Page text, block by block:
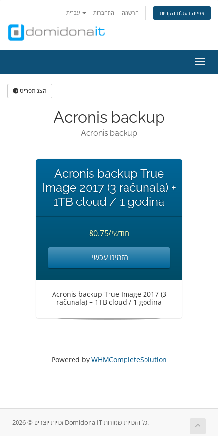
התחברות הרשמה צפייה בעגלת הקניות
הצג תפריט
Acronis backup
Acronis backup
Acronis backup True
Image 2017 (3 računala) +
1TB cloud / 1 godina
80.75/חודשי
הזמינו עכשיו
Acronis backup True Image 2017 (3
računala) + 1TB cloud / 1 godina
Powered by WHMCompleteSolution
זכויות יוצרים © 2026 Domidona IT כל הזכויות שמורות.